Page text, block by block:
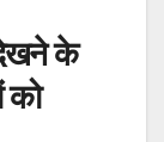
के
को